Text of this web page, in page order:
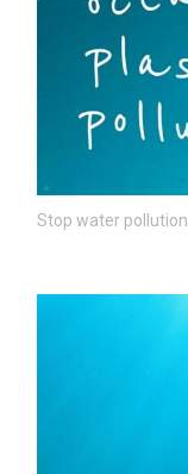
Stop water pollution